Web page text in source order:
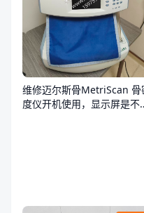
维修迈尔斯骨MetriScan 骨
度仪开机使用，显示屏是不